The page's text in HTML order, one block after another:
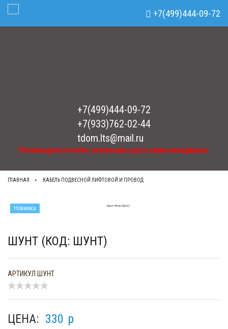
Рекомендуем уточнять актуальную цену у наших менеджеров.
+7(499)444-09-72
+7(933)762-02-44
tdom.lts@mail.ru
Рекомендуем уточнять актуальную цену у наших менеджеров.
+7(499)444-09-72
Toggle Navigation
ГЛАВНАЯ КАБЕЛЬ ПОДВЕСНОЙ ЛИФТОВОЙ И ПРОВОД
Новинка
ШУНТ (КОД: ШУНТ)
АРТИКУЛ ШУНТ
ЦЕНА: 330 p